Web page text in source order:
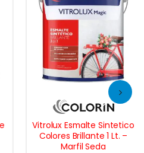
Vitrolux Esmalte Sintetico
Colores Brillante 1 Lt. –
Marfil Seda